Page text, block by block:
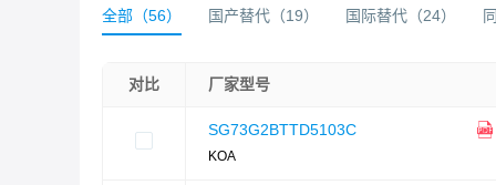
全部 （56） 国产替代 （19） 国际替代 （24）
对比 厂家型号
SG73G2BTTD5103C
KOA